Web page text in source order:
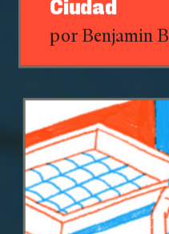
Ciudad
por Benjamin